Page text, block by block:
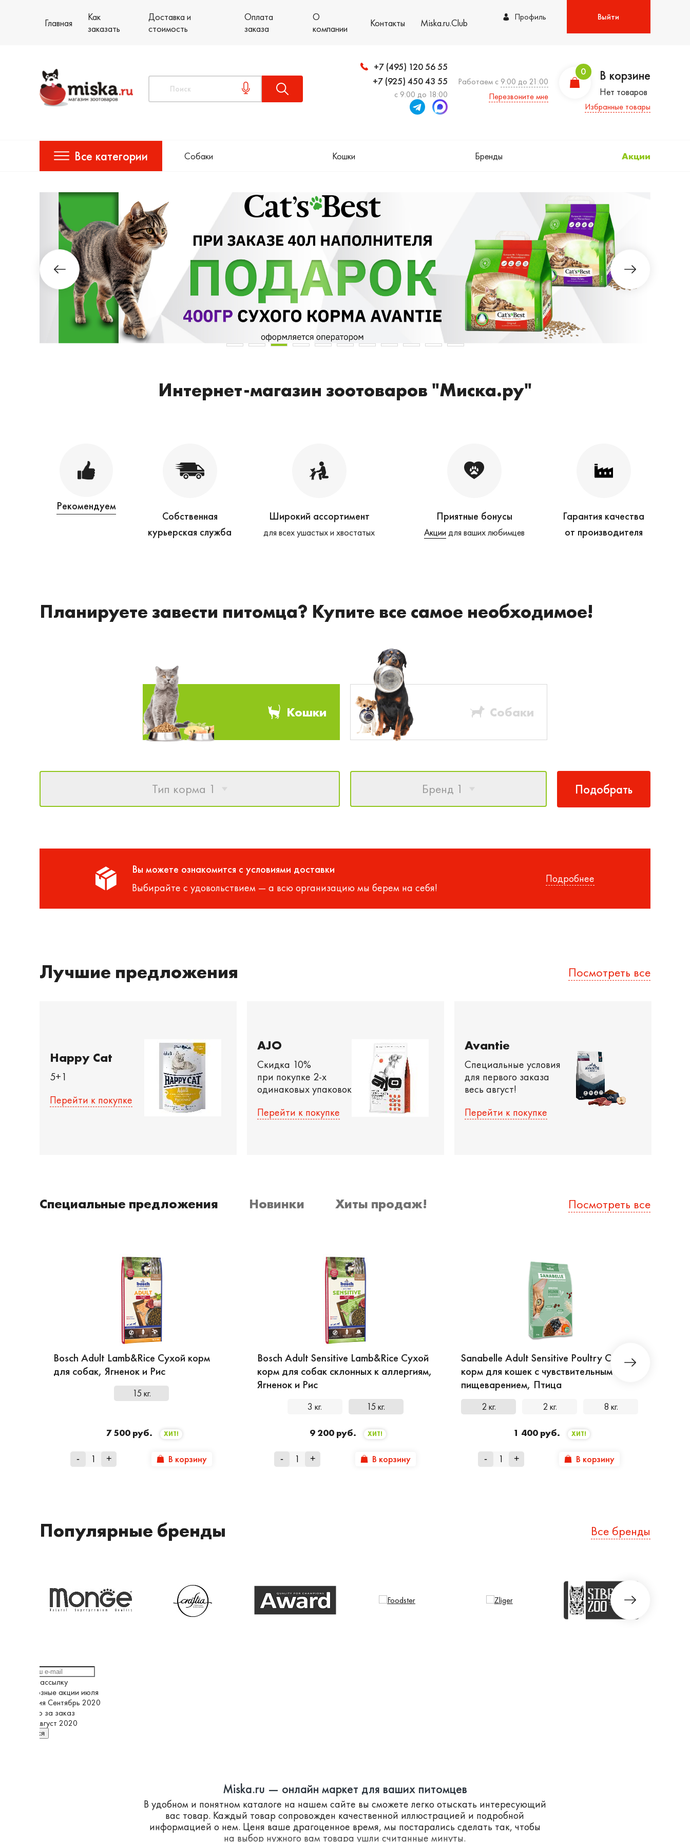
Главная
Как
заказать
Доставка и
стоимость
Оплата
заказа
О
компании
Контакты Miska.ru.Club Профиль Выйти
+7 (495) 120 56 55
+7 (925) 450 43 55
с 9:00 до 18:00
Работаем с 9:00 до 21:00
Перезвоните мне
0 В корзине
Нет товаров
Избранные товары
Все категории Собаки Кошки Бренды Акции
Интернет-магазин зоотоваров "Миска.ру"
Рекомендуем
Собственная
курьерская служба
Широкий ассортимент
для всех ушастых и хвостатых
Приятные бонусы
Акции для ваших любимцев
Гарантия качества
от производителя
Планируете завести питомца? Купите все самое необходимое!
Кошки Собаки
Тип корма 1 Бренд 1 Подобрать
Вы можете ознакомится с условиями доставки
Выбирайте с удовольствием — а всю организацию мы берем на себя!
Подробнее
Лучшие предложения Посмотреть все
Happy Cat
5+1
Перейти к покупке
AJO
Скидка 10%
при покупке 2-х
одинаковых упаковок
Перейти к покупке
Avantie
Специальные условия
для первого заказа
весь август!
Перейти к покупке
Специальные предложения Новинки Хиты продаж! Посмотреть все
Bosch Adult Lamb&Rice Сухой корм
для собак, Ягненок и Рис
15 кг.
7 500 руб. ХИТ!
- + В корзину
Bosch Adult Sensitive Lamb&Rice Сухой
корм для собак склонных к аллергиям,
Ягненок и Рис
3 кг. 15 кг.
9 200 руб. ХИТ!
- + В корзину
Sanabelle Adult Sensitive Poultry Сухой
корм для кошек с чувствительным
пищеварением, Птица
2 кг. 2 кг. 8 кг.
1 400 руб. ХИТ!
- + В корзину
Популярные бренды Все бренды
Выберите рассылку
Грандиозные акции июля
Кампания Сентябрь 2020
Спасибо за заказ
Супер Август 2020
Подписаться
Miska.ru — онлайн маркет для ваших питомцев
В удобном и понятном каталоге на нашем сайте вы сможете легко отыскать интересующий
вас товар. Каждый товар сопровожден качественной иллюстрацией и подробной
информацией о нем. Ценя ваше драгоценное время, мы постарались сделать так, чтобы
на выбор нужного вам товара ушли считанные минуты.